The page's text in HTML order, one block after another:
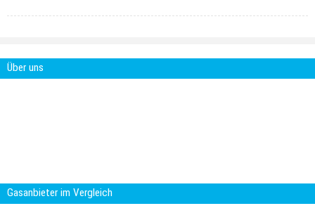
Über uns
Gasanbieter im Vergleich